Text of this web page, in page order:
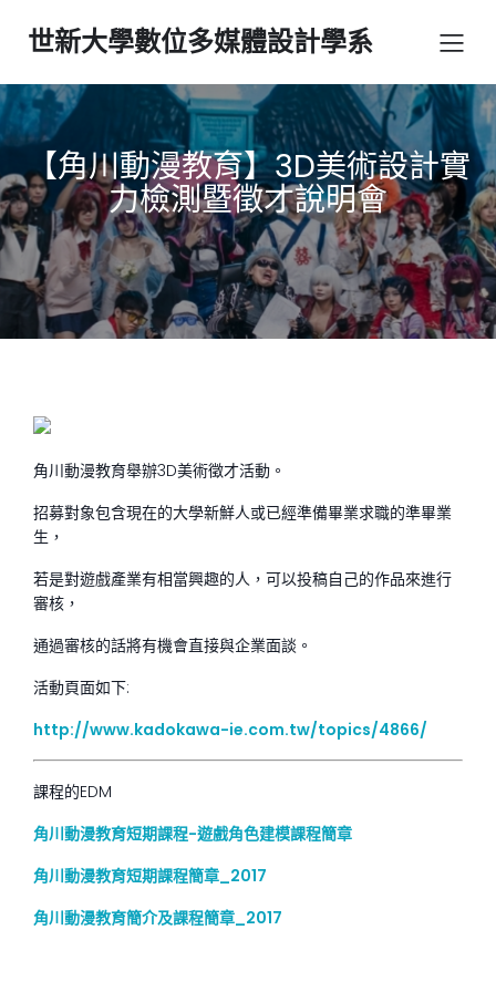
世新大學數位多媒體設計學系
【角川動漫教育】3D美術設計實
力檢測暨徵才說明會
角川動漫教育舉辦3D美術徵才活動。
招募對象包含現在的大學新鮮人或已經準備畢業求職的準畢業
生，
若是對遊戲產業有相當興趣的人，可以投稿自己的作品來進行
審核，
通過審核的話將有機會直接與企業面談。
活動頁面如下:
http://www.kadokawa-ie.com.tw/topics/4866/
課程的EDM
角川動漫教育短期課程-遊戲角色建模課程簡章
角川動漫教育短期課程簡章_2017
角川動漫教育簡介及課程簡章_2017